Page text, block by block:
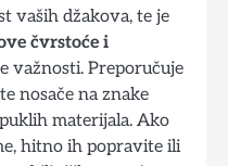
vaših džakova, te je
čvrstoće i
važnosti. Preporučuje
nosače na znake
materijala. Ako
hitno ih popravite ili